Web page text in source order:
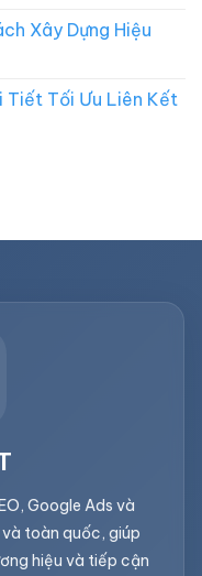
Xây Dựng Hiệu
Tiết Tối Ưu Liên Kết
Google Ads và
toàn quốc, giúp
hiệu và tiếp cận